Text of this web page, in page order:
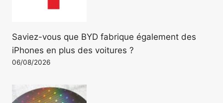
Saviez-vous que BYD fabrique également des
iPhones en plus des voitures ?
06/08/2026